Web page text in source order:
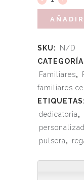
SKU:
N/D
Familiares,
familiares
ETIQUETAS:
dedicatoria,
pulsera,